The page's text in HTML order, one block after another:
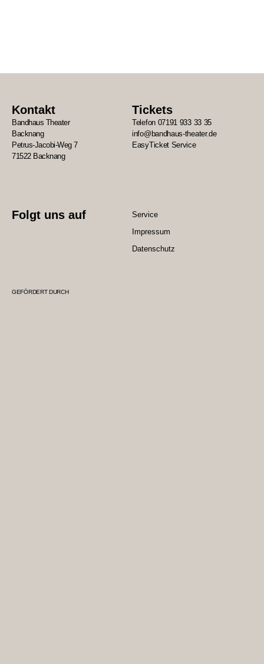
Kontakt
Bandhaus Theater
Backnang
Petrus-Jacobi-Weg 7
71522 Backnang
Tickets
Telefon 07191 933 33 35
info@bandhaus-theater.de
EasyTicket Service
Folgt uns auf
Service
Impressum
Datenschutz
GEFÖRDERT DURCH